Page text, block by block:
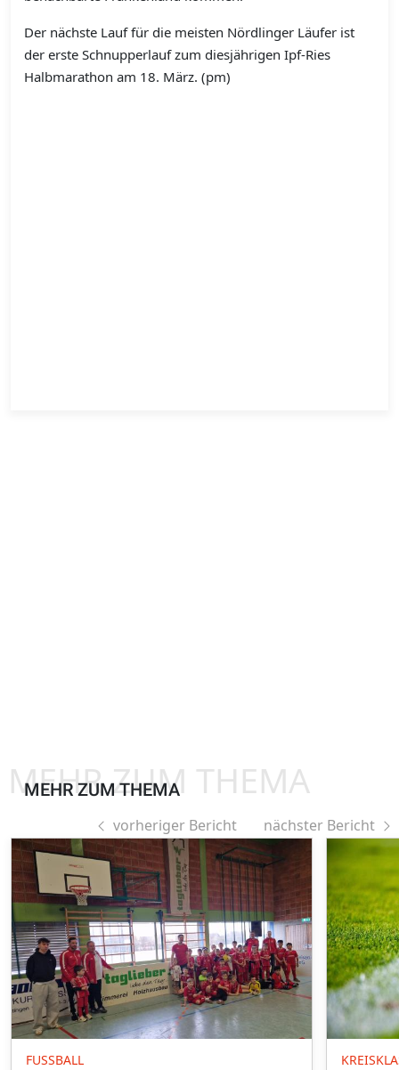
Der nächste Lauf für die meisten Nördlinger Läufer ist
der erste Schnupperlauf zum diesjährigen Ipf-Ries
Halbmarathon am 18. März. (pm)
MEHR ZUM THEMA
MEHR ZUM THEMA
vorheriger Bericht nächster Bericht
FUSSBALL